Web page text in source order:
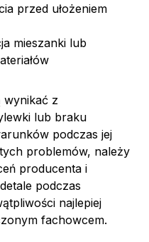
przed ułożeniem
mieszanki lub
wynikać z
lub braku
podczas jej
problemów, należy
producenta i
podczas
najlepiej
fachowcem.